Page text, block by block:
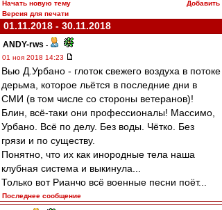
Начать новую тему
Добавить
Версия для печати
01.11.2018 - 30.11.2018
ANDY-rws -
01 ноя 2018 14:23
Вью Д.Урбано - глоток свежего воздуха в потоке
дерьма, которое льётся в последние дни в
СМИ (в том числе со стороны ветеранов)!
Блин, всё-таки они профессионалы! Массимо,
Урбано. Всё по делу. Без воды. Чётко. Без
грязи и по существу.
Понятно, что их как инородные тела наша
клубная система и выкинула...
Только вот Рианчо всё военные песни поёт...
Последнее сообщение